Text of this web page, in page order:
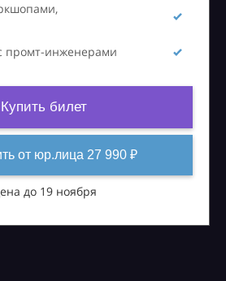
промт-инженерами
Купить билет
от юр.лица 27 990 ₽
до 19 ноября